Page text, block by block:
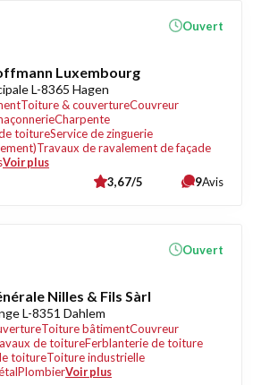
Luxembourg
L-8365 Hagen
Toiture & couvertureCouvreur
Charpente
toitureService de zinguerie
Travaux de ravalement de façade
Voir plus
Ouvert
3,67/5 9Avis
Nilles & Fils Sàrl
L-8351 Dahlem
Toiture bâtimentCouvreur
de toitureFerblanterie de toiture
toitureToiture industrielle
PlombierVoir plus
Ouvert